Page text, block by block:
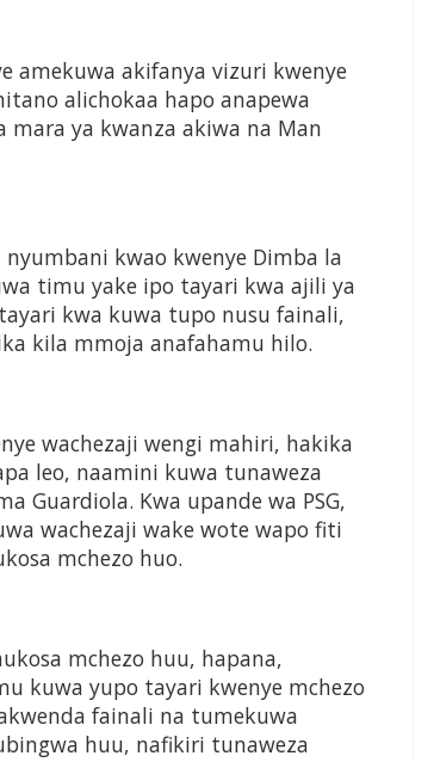
amekuwa akifanya vizuri kwenye
alichokaa hapo anapewa
mara ya kwanza akiwa na Man
kwao kwenye Dimba la
timu yake ipo tayari kwa ajili ya
kwa kuwa tupo nusu fainali,
kila mmoja anafahamu hilo.
wachezaji wengi mahiri, hakika
leo, naamini kuwa tunaweza
Guardiola. Kwa upande wa PSG,
wachezaji wake wote wapo fiti
mchezo huo.
mchezo huu, hapana,
kuwa yupo tayari kwenye mchezo
fainali na tumekuwa
huu, nafikiri tunaweza